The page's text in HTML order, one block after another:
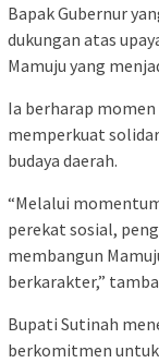
Bapak Gubernur
dukungan atas
Mamuju yang
Ia berharap
memperkuat
budaya daerah.
“Melalui
perekat sosial,
membangun
berkarakter,”
Bupati Sutinah
berkomitmen